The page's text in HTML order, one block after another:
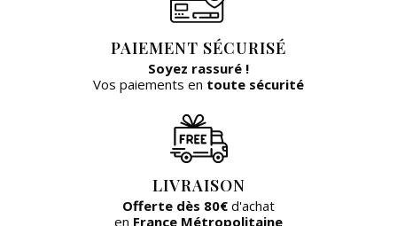
PAIEMENT SÉCURISÉ
Soyez rassuré !
Vos paiements en toute sécurité
LIVRAISON
Offerte dès 80€ d'achat
en France Métropolitaine